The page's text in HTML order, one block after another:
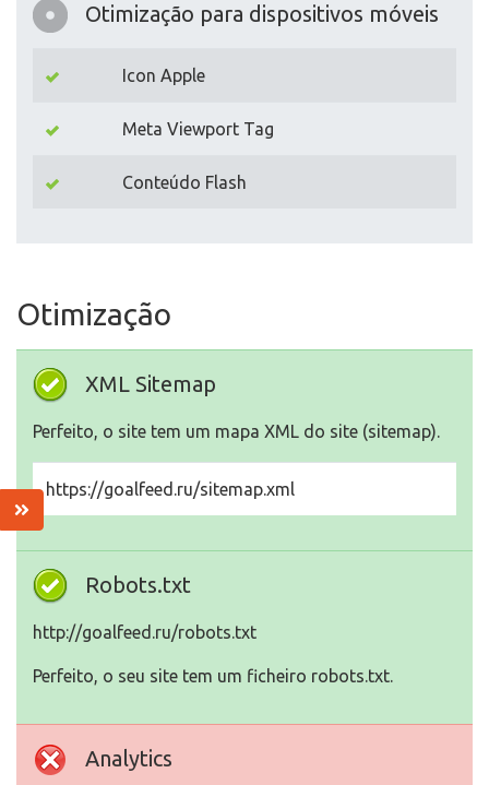
Otimização para dispositivos móveis
Icon Apple
Meta Viewport Tag
Conteúdo Flash
Otimização
XML Sitemap
Perfeito, o site tem um mapa XML do site (sitemap).
https://goalfeed.ru/sitemap.xml
Robots.txt
http://goalfeed.ru/robots.txt
Perfeito, o seu site tem um ficheiro robots.txt.
Analytics